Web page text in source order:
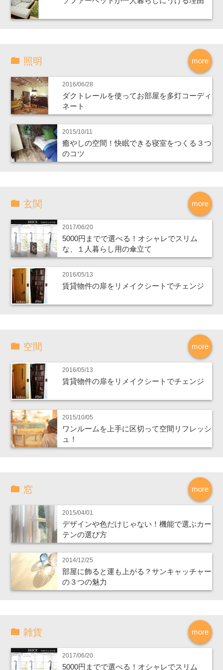
more
照明
2016/06/28
ダクトレールを使ってお部屋を多灯コーディ
ネート
2015/10/11
癒やしの空間！快眠できる寝室をつくる３つ
のコツ
more
玄関
2017/06/20
5000円までで選べる！オシャレでスリム
な、１人暮らし用の傘立て
2016/05/13
賃貸物件の扉をリメイクシートでチェンジ
more
空間
2016/05/13
賃貸物件の扉をリメイクシートでチェンジ
2015/10/05
ワンルームを上手に区切って空間リフレッシ
ュ！
more
窓
2015/04/01
デザインや色だけじゃない！機能で選ぶカー
テンの選び方
2014/12/25
部屋に飾ると運も上がる？サンキャッチャー
の３つの魅力
more
雑貨
2017/06/20
5000円までで選べる！オシャレでスリム